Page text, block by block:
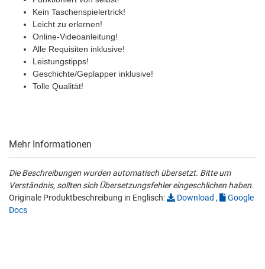
Kein Taschenspielertrick!
Leicht zu erlernen!
Online-Videoanleitung!
Alle Requisiten inklusive!
Leistungstipps!
Geschichte/Geplapper inklusive!
Tolle Qualität!
Mehr Informationen
Die Beschreibungen wurden automatisch übersetzt. Bitte um
Verständnis, sollten sich Übersetzungsfehler eingeschlichen haben.
Originale Produktbeschreibung in Englisch:
Download ,
Google
Docs